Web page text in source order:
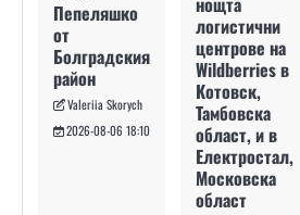
Пепеляшко
от
Болградския
район
Valeriia Skorych
2026-08-06 18:10
логистични
центрове на
Wildberries в
Котовск,
Тамбовска
област, и в
Електростал,
Московска
област